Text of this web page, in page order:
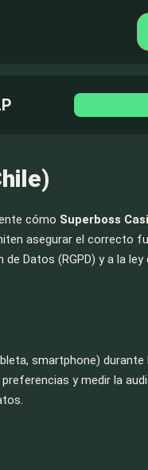
cómo Superboss
asegurar el correcto
Datos (RGPD) y a la
smartphone)
y medir la